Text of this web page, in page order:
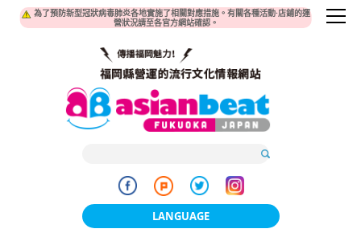
為了預防新型冠狀病毒肺炎各地實施了相關對應措施。有關各種活動·店鋪的運
營狀況請至各官方網站確認。
LANGUAGE